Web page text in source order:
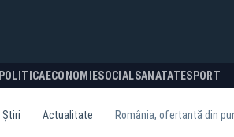
POLITICA ECONOMIESOCIALSANATATESPORT
Știri Actualitate România, ofertantă din